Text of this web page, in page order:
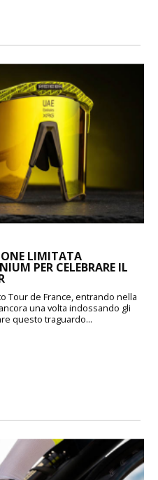
LIMITATA
PER CELEBRARE IL
Tour de France, entrando nella
una volta indossando gli
questo traguardo...